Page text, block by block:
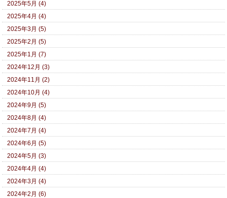
2025年5月 (4)
2025年4月 (4)
2025年3月 (5)
2025年2月 (5)
2025年1月 (7)
2024年12月 (3)
2024年11月 (2)
2024年10月 (4)
2024年9月 (5)
2024年8月 (4)
2024年7月 (4)
2024年6月 (5)
2024年5月 (3)
2024年4月 (4)
2024年3月 (4)
2024年2月 (6)